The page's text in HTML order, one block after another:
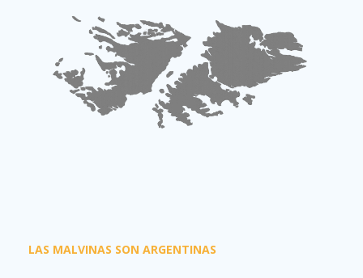
LAS MALVINAS SON ARGENTINAS